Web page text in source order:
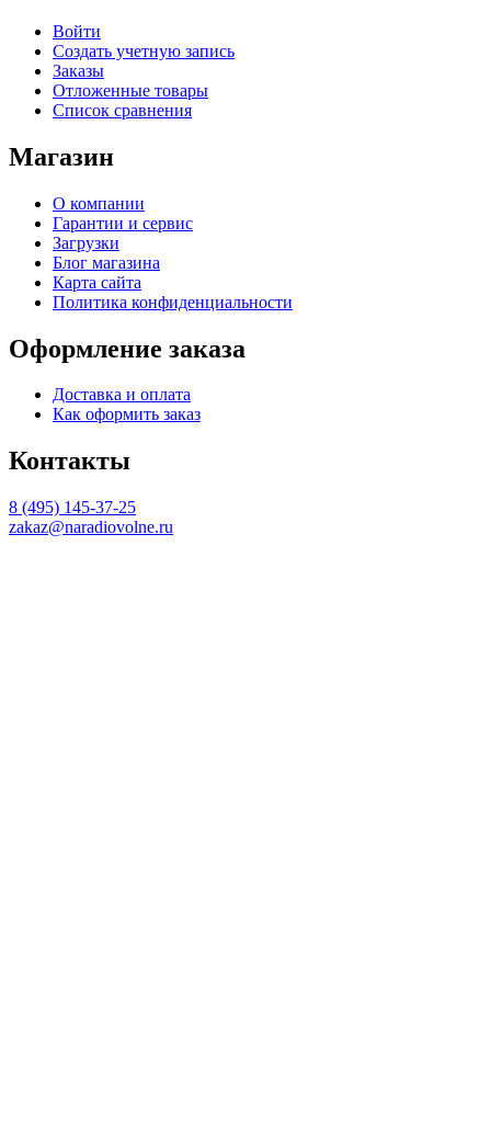
Войти
Создать учетную запись
Заказы
Отложенные товары
Список сравнения
Магазин
О компании
Гарантии и сервис
Загрузки
Блог магазина
Карта сайта
Политика конфиденциальности
Оформление заказа
Доставка и оплата
Как оформить заказ
Контакты
8 (495) 145-37-25
zakaz@naradiovolne.ru